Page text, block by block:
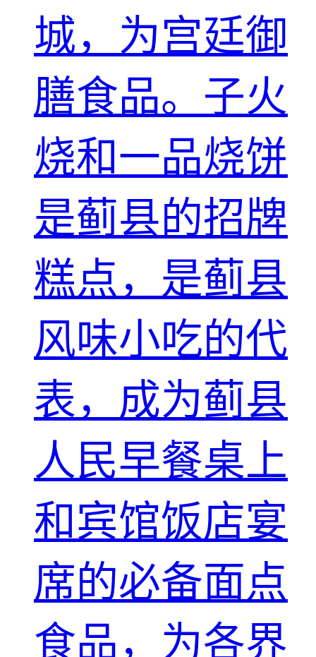
城，为宫廷御
膳食品。子火
烧和一品烧饼
是蓟县的招牌
糕点，是蓟县
风味小吃的代
表，成为蓟县
人民早餐桌上
和宾馆饭店宴
席的必备面点
食品，为各界